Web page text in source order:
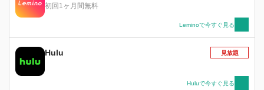
初回1ヶ月間無料
Leminoで今すぐ見る
Hulu 見放題
Huluで今すぐ見る